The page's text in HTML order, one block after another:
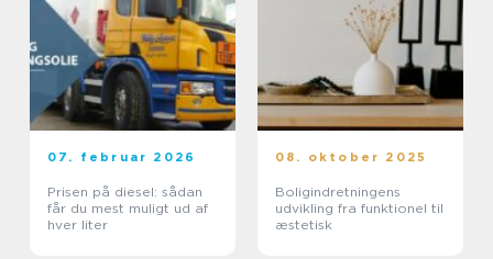
07. februar 2026
Prisen på diesel: sådan
får du mest muligt ud af
hver liter
08. oktober 2025
Boligindretningens
udvikling fra funktionel til
æstetisk